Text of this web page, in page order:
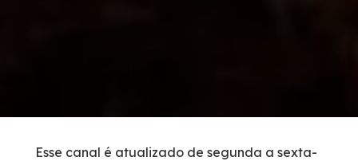
Esse canal é atualizado de segunda a sexta-